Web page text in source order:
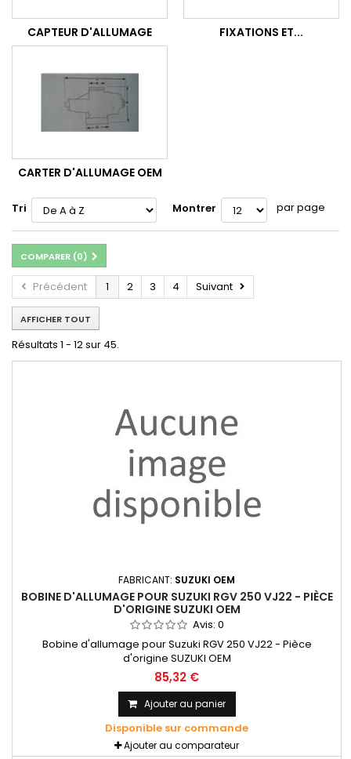
CAPTEUR D'ALLUMAGE FIXATIONS ET...
CARTER D'ALLUMAGE OEM
Tri Montrer par page
COMPARER (0)
Précédent 1 2 3 4 Suivant
AFFICHER TOUT
Résultats 1 - 12 sur 45.
FABRICANT: SUZUKI OEM
BOBINE D'ALLUMAGE POUR SUZUKI RGV 250 VJ22 - PIÈCE
D'ORIGINE SUZUKI OEM
Avis: 0
Bobine d'allumage pour Suzuki RGV 250 VJ22 - Pièce
d'origine SUZUKI OEM
85,32 €
Ajouter au panier
Disponible sur commande
Ajouter au comparateur